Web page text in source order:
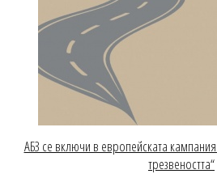
АБЗ се включи в европейската
трезвеността“